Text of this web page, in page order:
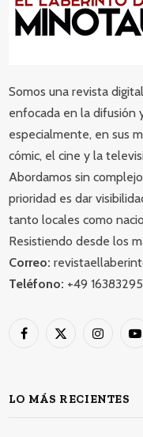
Somos una revista
enfocada en la difusión
especialmente, en sus
cómic, el cine y la
Abordamos sin
prioridad es dar
tanto locales como
Resistiendo desde los
Correo:
Teléfono: +49
Facebook
X
Instagram
LO MÁS RECIENTES